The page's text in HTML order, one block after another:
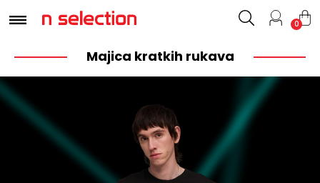
0
Majica kratkih rukava